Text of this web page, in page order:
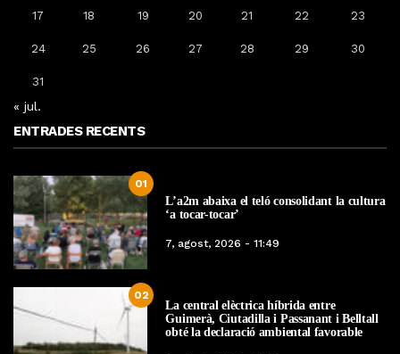
17 18 19 20 21 22 23
24 25 26 27 28 29 30
31
« jul.
ENTRADES RECENTS
01
L’a2m abaixa el teló consolidant la cultura
‘a tocar-tocar’
7, agost, 2026 - 11:49
02
La central elèctrica híbrida entre
Guimerà, Ciutadilla i Passanant i Belltall
obté la declaració ambiental favorable